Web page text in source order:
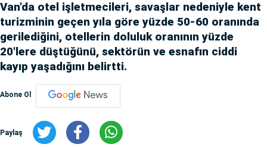
Van'da otel işletmecileri, savaşlar nedeniyle kent
turizminin geçen yıla göre yüzde 50-60 oranında
gerilediğini, otellerin doluluk oranının yüzde
20'lere düştüğünü, sektörün ve esnafın ciddi
kayıp yaşadığını belirtti.
Abone Ol
Paylaş